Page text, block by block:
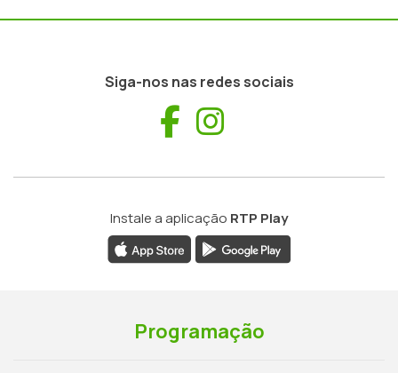
Siga-nos nas redes sociais
Facebook
Instale a aplicação RTP Play
Programação